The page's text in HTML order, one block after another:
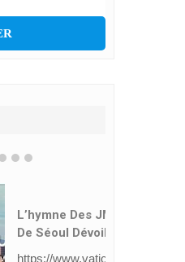
De Séoul Dévoilé
https://www.vatican
news.va/fr/eglise/n